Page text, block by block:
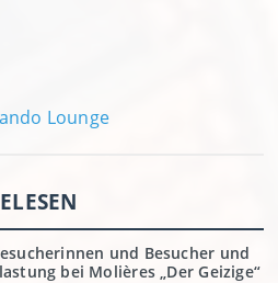
und Besucher und
bei Molières „Der Geizige“